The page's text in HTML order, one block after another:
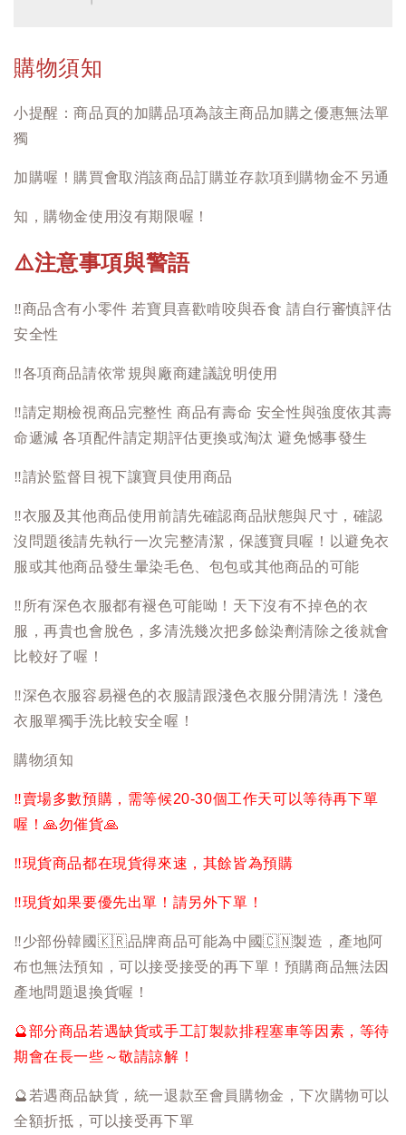
購物須知
小提醒：商品頁的加購品項為該主商品加購之優惠無法單
獨
加購喔！購買會取消該商品訂購並存款項到購物金不另通
知，購物金使用沒有期限喔！
⚠️注意事項與警語
‼️商品含有小零件 若寶貝喜歡啃咬與吞食 請自行審慎評估
安全性
‼️各項商品請依常規與廠商建議說明使用
‼️請定期檢視商品完整性 商品有壽命 安全性與強度依其壽
命遞減 各項配件請定期評估更換或淘汰 避免憾事發生
‼️請於監督目視下讓寶貝使用商品
‼️衣服及其他商品使用前請先確認商品狀態與尺寸，確認
沒問題後請先執行一次完整清潔，保護寶貝喔！以避免衣
服或其他商品發生暈染毛色、包包或其他商品的可能
‼️ 所有深色衣服都有褪色可能呦！天下沒有不掉色的衣
服，再貴也會脫色，多清洗幾次把多餘染劑清除之後就會
比較好了喔！
‼️深色衣服容易褪色的衣服請跟淺色衣服分開清洗！淺色
衣服單獨手洗比較安全喔！
購物須知
‼️賣場多數預購，需等候20-30個工作天可以等待再下單
喔！🙏勿催貨🙏
‼️現貨商品都在現貨得來速，其餘皆為預購
‼️現貨如果要優先出單！請另外下單！
‼️少部份韓國 🇰🇷品牌商品可能為中國🇨🇳製造，產地阿
布也無法預知，可以接受接受的再下單！預購商品無法因
產地問題退換貨喔！
🔮部分商品若遇缺貨或手工訂製款排程塞車等因素，等待
期會在長一些～敬請諒解！
🔮 若遇商品缺貨，統一退款至會員購物金，下次購物可以
全額折抵，可以接受再下單